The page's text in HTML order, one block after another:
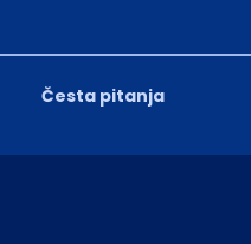
Česta pitanja